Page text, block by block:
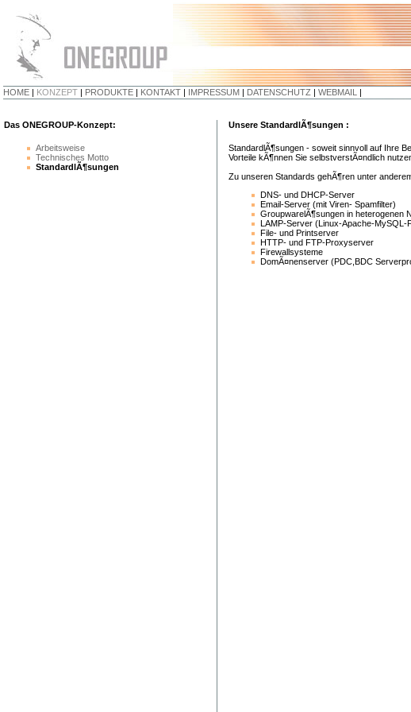
HOME | KONZEPT | PRODUKTE | KONTAKT | IMPRESSUM | DATENSCHUTZ | WEBMAIL |
Das ONEGROUP-Konzept:
Arbeitsweise
Technisches Motto
StandardlÃ¶sungen
Unsere StandardlÃ¶sungen :
StandardlÃ¶sungen - soweit sinnvoll auf Ihre
Vorteile kÃ¶nnen Sie selbstverstÃ¤ndlich
Zu unseren Standards gehÃ¶ren unter
DNS- und DHCP-Server
Email-Server (mit Viren- Spamfilter)
GroupwarelÃ¶sungen in heterogenen
LAMP-Server (Linux-Apache-MySQL-
File- und Printserver
HTTP- und FTP-Proxyserver
Firewallsysteme
DomÃ¤nenserver (PDC,BDC